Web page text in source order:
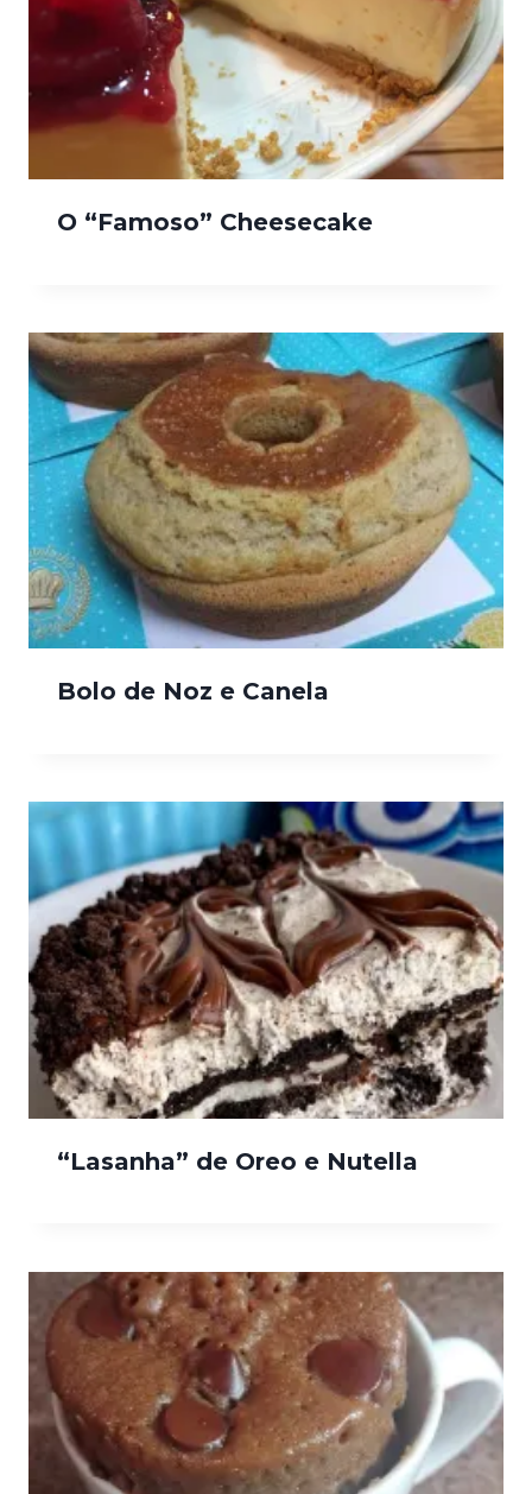
O “Famoso” Cheesecake
Bolo de Noz e Canela
“Lasanha” de Oreo e Nutella